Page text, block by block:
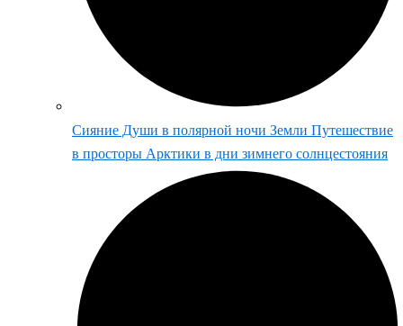
Сияние Души в полярной ночи Земли Путешествие
в просторы Арктики в дни зимнего солнцестояния